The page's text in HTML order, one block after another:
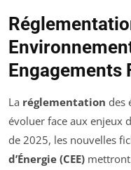
Engagements
La réglementation des
évoluer face aux enjeux
de 2025, les nouvelles
d’Énergie (CEE) mettront